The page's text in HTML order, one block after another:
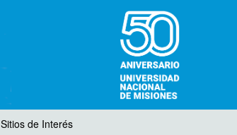
Sitios de Interés